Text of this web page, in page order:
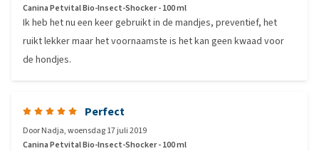
Canina Petvital Bio-Insect-Shocker - 100 ml
Ik heb het nu een keer gebruikt in de mandjes, preventief, het
ruikt lekker maar het voornaamste is het kan geen kwaad voor
de hondjes.
Perfect
DoorNadja,woensdag 17 juli 2019
Canina Petvital Bio-Insect-Shocker - 100 ml